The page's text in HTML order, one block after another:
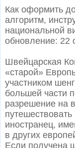
Как оформить
алгоритм,
национальной
обновление: 22
Швейцарская
«старой»
участником
большей части
разрешение на
иностранец,
в других
Если получена